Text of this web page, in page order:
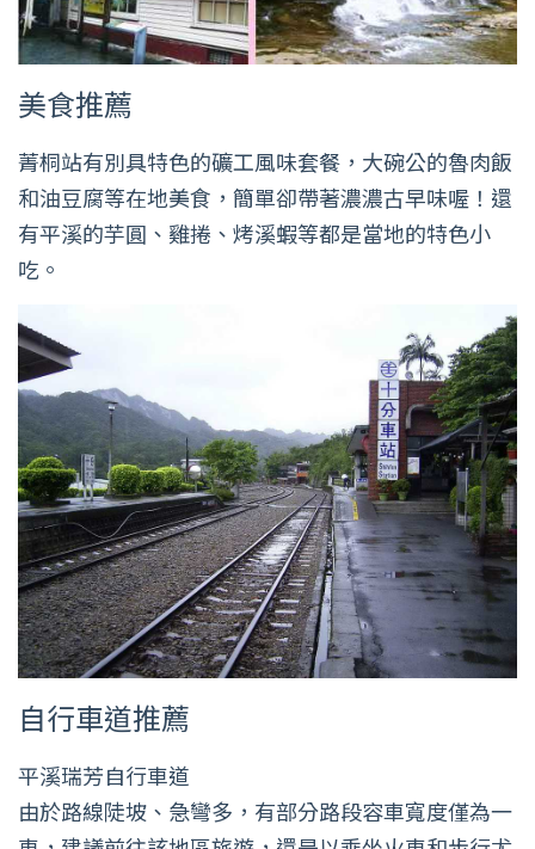
美食推薦
菁桐站有別具特色的礦工風味套餐，大碗公的魯肉飯
和油豆腐等在地美食，簡單卻帶著濃濃古早味喔！還
有平溪的芋圓、雞捲、烤溪蝦等都是當地的特色小
吃。
自行車道推薦
平溪瑞芳自行車道
由於路線陡坡、急彎多，有部分路段容車寬度僅為一